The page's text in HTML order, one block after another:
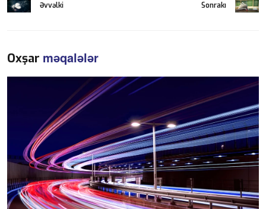
Əvvəlki Sonrakı
Oxşar məqalələr